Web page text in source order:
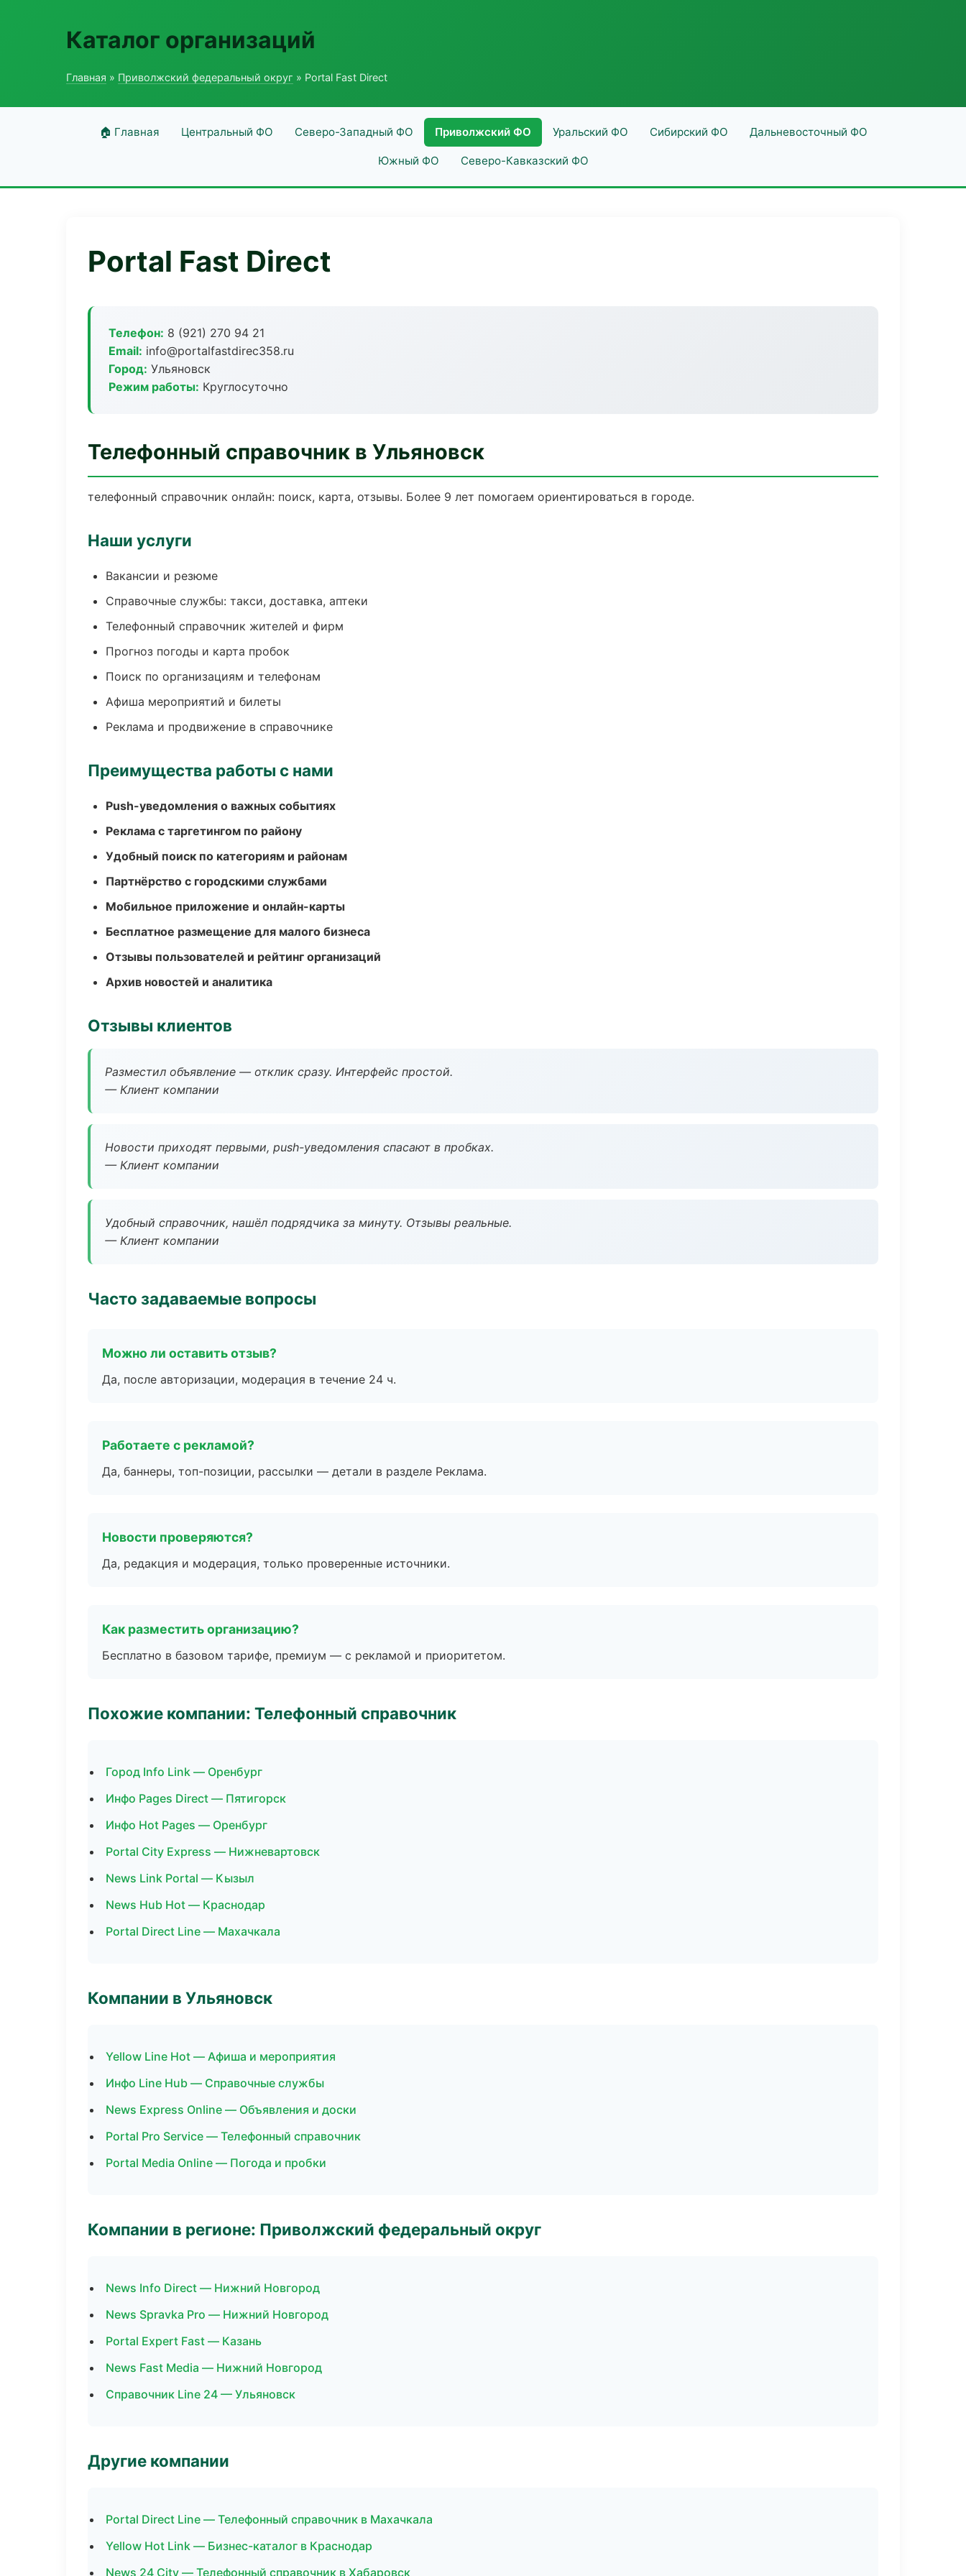
Каталог организаций
Главная » Приволжский федеральный округ » Portal Fast Direct
🏠 Главная Центральный ФО Северо-Западный ФО Приволжский ФО Уральский ФО Сибирский ФО Дальневосточный ФО
Южный ФО Северо-Кавказский ФО
Portal Fast Direct
Телефон: 8 (921) 270 94 21
Email: info@portalfastdirec358.ru
Город: Ульяновск
Режим работы: Круглосуточно
Телефонный справочник в Ульяновск
телефонный справочник онлайн: поиск, карта, отзывы. Более 9 лет помогаем ориентироваться в городе.
Наши услуги
Вакансии и резюме
Справочные службы: такси, доставка, аптеки
Телефонный справочник жителей и фирм
Прогноз погоды и карта пробок
Поиск по организациям и телефонам
Афиша мероприятий и билеты
Реклама и продвижение в справочнике
Преимущества работы с нами
Push-уведомления о важных событиях
Реклама с таргетингом по району
Удобный поиск по категориям и районам
Партнёрство с городскими службами
Мобильное приложение и онлайн-карты
Бесплатное размещение для малого бизнеса
Отзывы пользователей и рейтинг организаций
Архив новостей и аналитика
Отзывы клиентов
Разместил объявление — отклик сразу. Интерфейс простой.
— Клиент компании
Новости приходят первыми, push-уведомления спасают в пробках.
— Клиент компании
Удобный справочник, нашёл подрядчика за минуту. Отзывы реальные.
— Клиент компании
Часто задаваемые вопросы
Можно ли оставить отзыв?
Да, после авторизации, модерация в течение 24 ч.
Работаете с рекламой?
Да, баннеры, топ-позиции, рассылки — детали в разделе Реклама.
Новости проверяются?
Да, редакция и модерация, только проверенные источники.
Как разместить организацию?
Бесплатно в базовом тарифе, премиум — с рекламой и приоритетом.
Похожие компании: Телефонный справочник
Город Info Link — Оренбург
Инфо Pages Direct — Пятигорск
Инфо Hot Pages — Оренбург
Portal City Express — Нижневартовск
News Link Portal — Кызыл
News Hub Hot — Краснодар
Portal Direct Line — Махачкала
Компании в Ульяновск
Yellow Line Hot — Афиша и мероприятия
Инфо Line Hub — Справочные службы
News Express Online — Объявления и доски
Portal Pro Service — Телефонный справочник
Portal Media Online — Погода и пробки
Компании в регионе: Приволжский федеральный округ
News Info Direct — Нижний Новгород
News Spravka Pro — Нижний Новгород
Portal Expert Fast — Казань
News Fast Media — Нижний Новгород
Справочник Line 24 — Ульяновск
Другие компании
Portal Direct Line — Телефонный справочник в Махачкала
Yellow Hot Link — Бизнес-каталог в Краснодар
News 24 City — Телефонный справочник в Хабаровск